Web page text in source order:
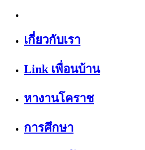
เกี่ยวกับเรา
Link เพื่อนบ้าน
หางานโคราช
การศึกษา